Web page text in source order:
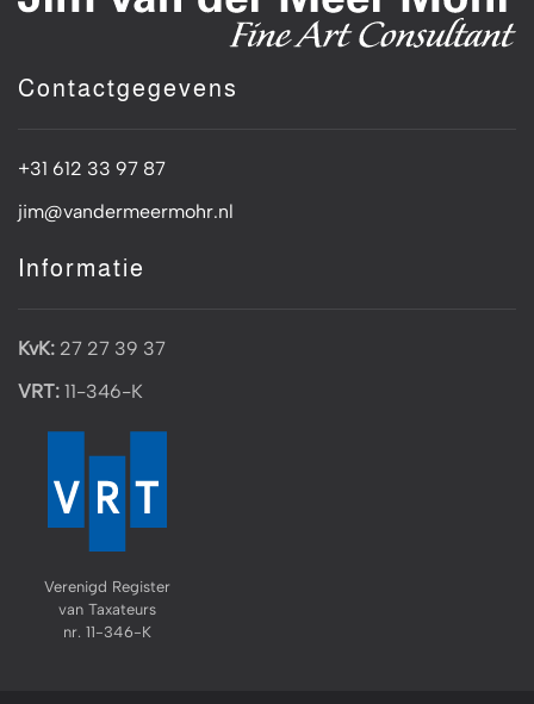
Contactgegevens
+31 612 33 97 87
jim@vandermeermohr.nl
Informatie
KvK: 27 27 39 37
VRT: 11-346-K
Verenigd Register
van Taxateurs
nr. 11-346-K